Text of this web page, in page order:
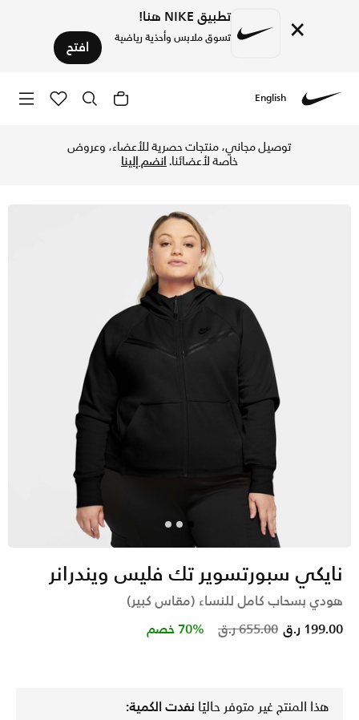
× تطبيق NIKE هنا!
تسوق ملابس وأحذية رياضية افتح
English
توصيل مجاني، منتجات حصرية للأعضاء، وعروض
خاصة لأعضائنا.انضم إلينا
نايكي سبورتسوير تك فليس ويندرانر
هودي بسحاب كامل للنساء (مقاس كبير)
Price reduced from
655.00 ر.ق to 199.00 ر.ق 70% خصم
هذا المنتج غير متوفر حاليًا نفدت الكمية: